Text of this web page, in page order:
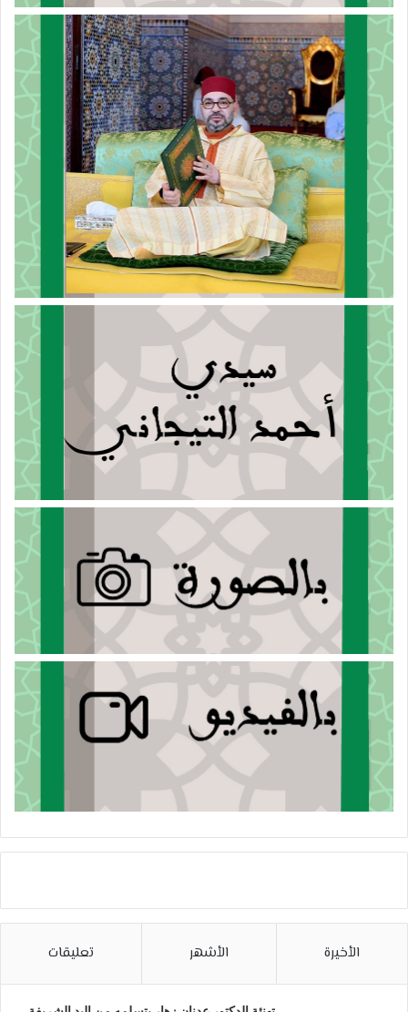
الأخيرة الأشهر تعليقات